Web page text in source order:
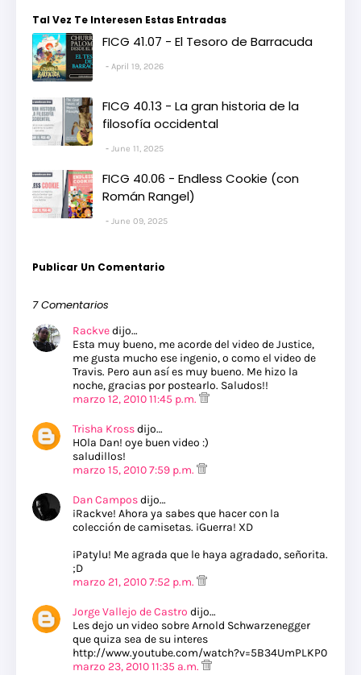
Tal Vez Te Interesen Estas Entradas
FICG 41.07 - El Tesoro de Barracuda
April 19, 2026
FICG 40.13 - La gran historia de la
filosofía occidental
June 11, 2025
FICG 40.06 - Endless Cookie (con
Román Rangel)
June 09, 2025
Publicar Un Comentario
7 Comentarios
Rackvedijo…
Esta muy bueno, me acorde del video de Justice,
me gusta mucho ese ingenio, o como el video de
Travis. Pero aun así es muy bueno. Me hizo la
noche, gracias por postearlo. Saludos!!
marzo 12, 2010 11:45 p.m.
Trisha Krossdijo…
HOla Dan! oye buen video :)
saludillos!
marzo 15, 2010 7:59 p.m.
Dan Camposdijo…
¡Rackve! Ahora ya sabes que hacer con la
colección de camisetas. ¡Guerra! XD
¡Patylu! Me agrada que le haya agradado, señorita.
;D
marzo 21, 2010 7:52 p.m.
Jorge Vallejo de Castro dijo…
Les dejo un video sobre Arnold Schwarzenegger
que quiza sea de su interes
http://www.youtube.com/watch?v=5B34UmPLKP0
marzo 23, 2010 11:35 a.m.